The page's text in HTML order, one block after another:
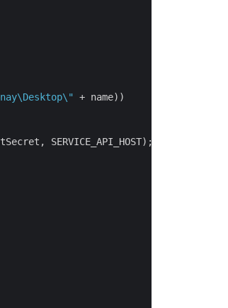
+ name))
SERVICE_API_HOST);